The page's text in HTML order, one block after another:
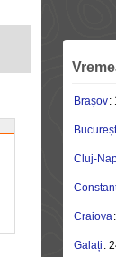
Brașov:
Cluj-
Craiova
Galați :